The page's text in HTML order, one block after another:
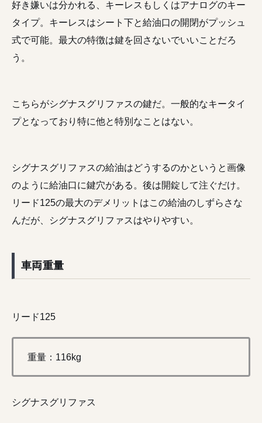
好き嫌いは分かれる、キーレスもしくはアナログのキー
タイプ。キーレスはシート下と給油口の開閉がプッシュ
式で可能。最大の特徴は鍵を回さないでいいことだろ
う。
こちらがシグナスグリファスの鍵だ。一般的なキータイ
プとなっており特に他と特別なことはない。
シグナスグリファスの給油はどうするのかというと画像
のように給油口に鍵穴がある。後は開錠して注ぐだけ。
リード125の最大のデメリットはこの給油のしずらさな
んだが、シグナスグリファスはやりやすい。
車両重量
リード125
重量：116kg
シグナスグリファス